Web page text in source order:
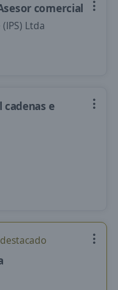
comercial
Ltda
e